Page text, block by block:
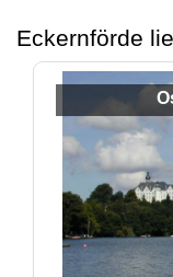
Eckernförde